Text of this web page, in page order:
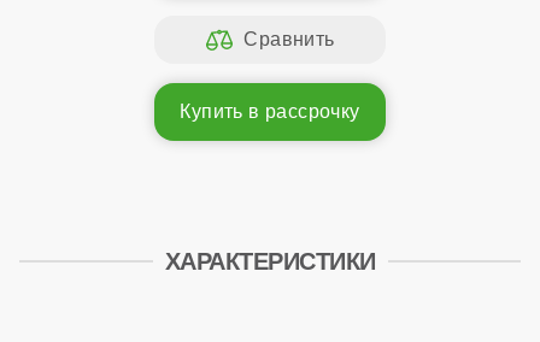
Купить в рассрочку
ХАРАКТЕРИСТИКИ